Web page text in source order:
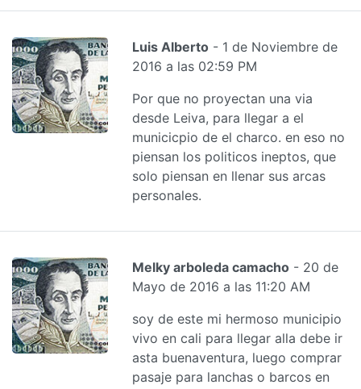
Luis Alberto - 1 de Noviembre de
2016 a las 02:59 PM
Por que no proyectan una via
desde Leiva, para llegar a el
municicpio de el charco. en eso no
piensan los politicos ineptos, que
solo piensan en llenar sus arcas
personales.
Melky arboleda camacho - 20 de
Mayo de 2016 a las 11:20 AM
soy de este mi hermoso municipio
vivo en cali para llegar alla debe ir
asta buenaventura, luego comprar
pasaje para lanchas o barcos en